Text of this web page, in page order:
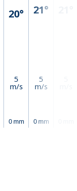
20°
5
m/s
0 mm
21°
5
m/s
0 mm